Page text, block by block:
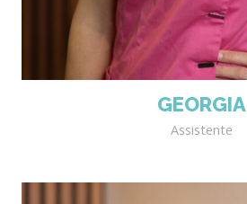
GEORGIA
Assistente